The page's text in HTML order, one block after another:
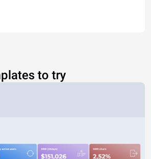
to try